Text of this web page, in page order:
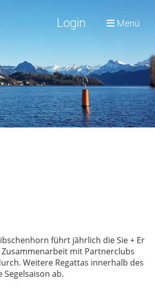
Login Menü
führt jährlich die Sie + Er
Zusammenarbeit mit Partnerclubs
Weitere Regattas innerhalb des
Segelsaison ab.